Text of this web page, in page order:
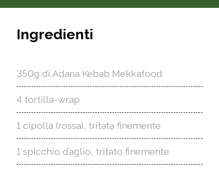
Ingredienti
350g di Adana Kebab Mekkafood
4 tortilla-wrap
1 cipolla (rossa), tritata finemente
1 spicchio d’aglio, tritato finemente